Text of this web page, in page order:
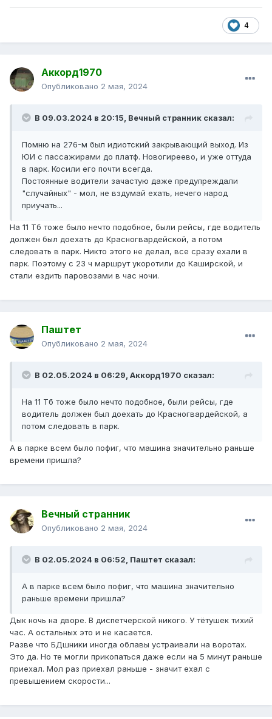
4
Аккорд1970
Опубликовано 2 мая, 2024
В 09.03.2024 в 20:15, Вечный странник сказал:
Помню на 276-м был идиотский закрывающий выход. Из
ЮИ с пассажирами до платф. Новогиреево, и уже оттуда
в парк. Косили его почти всегда.
Постоянные водители зачастую даже предупреждали
"случайных" - мол, не вздумай ехать, нечего народ
приучать...
На 11 Тб тоже было нечто подобное, были рейсы, где водитель
должен был доехать до Красногвардейской, а потом
следовать в парк. Никто этого не делал, все сразу ехали в
парк. Поэтому с 23 ч маршрут укоротили до Каширской, и
стали ездить паровозами в час ночи.
Паштет
Опубликовано 2 мая, 2024
В 02.05.2024 в 06:29, Аккорд1970 сказал:
На 11 Тб тоже было нечто подобное, были рейсы, где
водитель должен был доехать до Красногвардейской, а
потом следовать в парк.
А в парке всем было пофиг, что машина значительно раньше
времени пришла?
Вечный странник
Опубликовано 2 мая, 2024
В 02.05.2024 в 06:52, Паштет сказал:
А в парке всем было пофиг, что машина значительно
раньше времени пришла?
Дык ночь на дворе. В диспетчерской никого. У тётушек тихий
час. А остальных это и не касается.
Разве что БДшники иногда облавы устраивали на воротах.
Это да. Но те могли прикопаться даже если на 5 минут раньше
приехал. Мол раз приехал раньше - значит ехал с
превышением скорости...